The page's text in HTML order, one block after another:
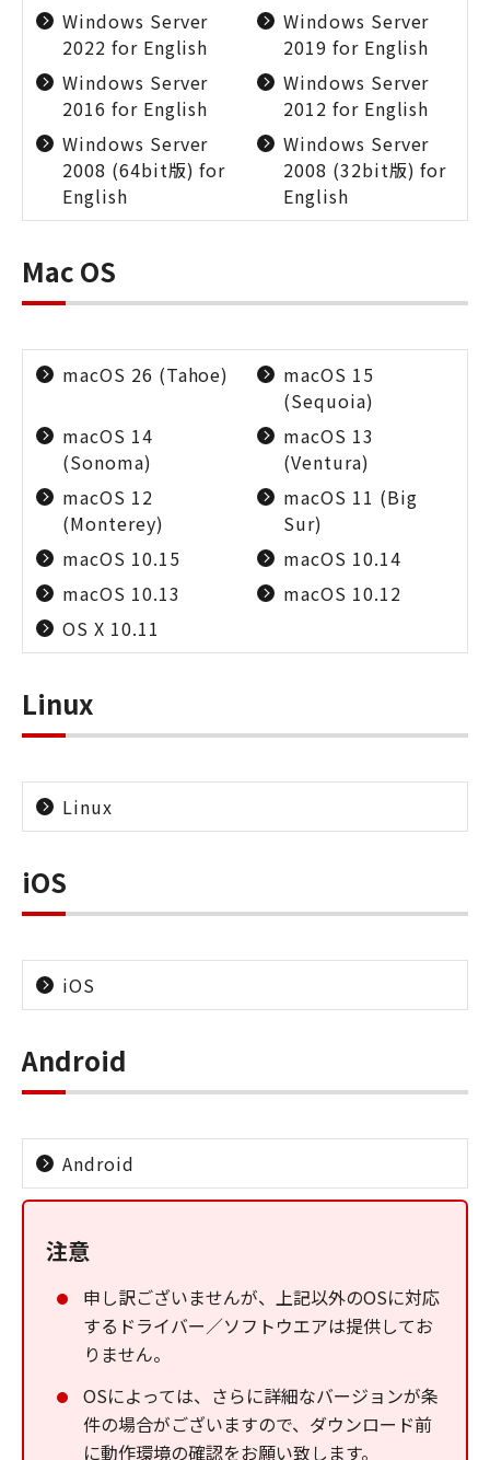
Windows Server
2022 for English
Windows Server
2019 for English
Windows Server
2016 for English
Windows Server
2012 for English
Windows Server
2008 (64bit版) for
English
Windows Server
2008 (32bit版) for
English
Mac OS
macOS 26 (Tahoe)
macOS 15
(Sequoia)
macOS 14
(Sonoma)
macOS 13
(Ventura)
macOS 12
(Monterey)
macOS 11 (Big
Sur)
macOS 10.15
macOS 10.14
macOS 10.13
macOS 10.12
OS X 10.11
Linux
Linux
iOS
iOS
Android
Android
注意
申し訳ございませんが、上記以外のOSに対応
するドライバー／ソフトウエアは提供してお
りません。
OSによっては、さらに詳細なバージョンが条
件の場合がございますので、ダウンロード前
に動作環境の確認をお願い致します。